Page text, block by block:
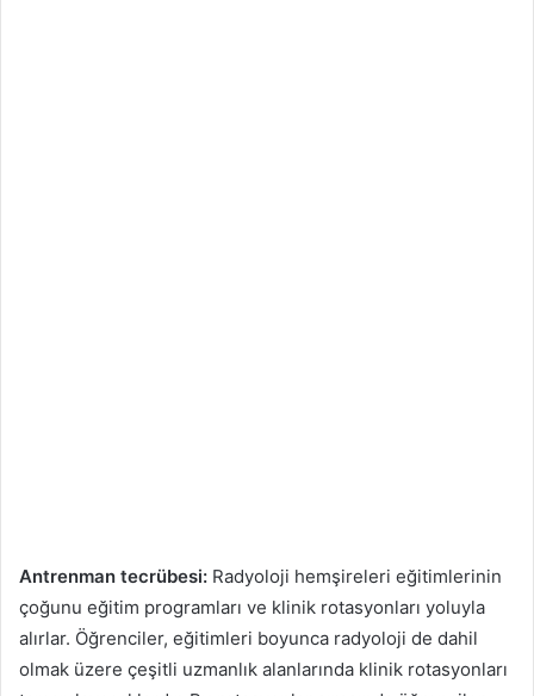
Antrenman tecrübesi: Radyoloji hemşireleri eğitimlerinin
çoğunu eğitim programları ve klinik rotasyonları yoluyla
alırlar. Öğrenciler, eğitimleri boyunca radyoloji de dahil
olmak üzere çeşitli uzmanlık alanlarında klinik rotasyonları